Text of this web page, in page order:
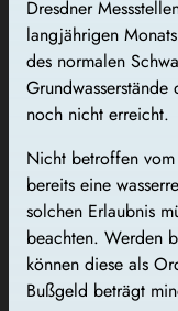
Dresdner
langjährigen
des normalen
noch nicht erreicht.
Nicht betroffen
bereits eine
solchen Erlaubnis
beachten. Werden
können diese als
Bußgeld beträgt